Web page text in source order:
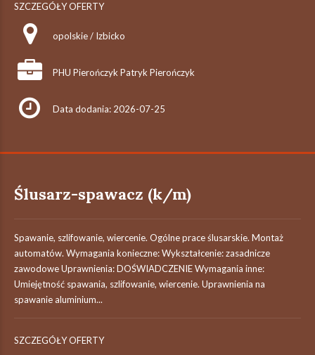
SZCZEGÓŁY OFERTY
opolskie / Izbicko
PHU Pierończyk Patryk Pierończyk
Data dodania: 2026-07-25
Ślusarz-spawacz (k/m)
Spawanie, szlifowanie, wiercenie. Ogólne prace ślusarskie. Montaż
automatów. Wymagania konieczne: Wykształcenie: zasadnicze
zawodowe Uprawnienia: DOŚWIADCZENIE Wymagania inne:
Umiejętność spawania, szlifowanie, wiercenie. Uprawnienia na
spawanie aluminium...
SZCZEGÓŁY OFERTY